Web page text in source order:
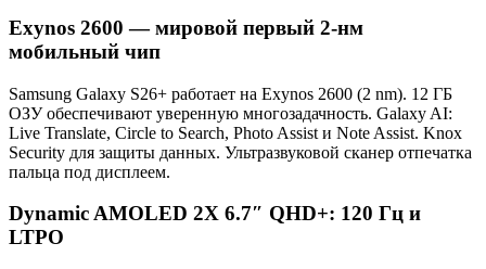
Exynos 2600 — мировой первый 2-нм
мобильный чип
Samsung Galaxy S26+ работает на Exynos 2600 (2 nm). 12 ГБ
ОЗУ обеспечивают уверенную многозадачность. Galaxy AI:
Live Translate, Circle to Search, Photo Assist и Note Assist. Knox
Security для защиты данных. Ультразвуковой сканер отпечатка
пальца под дисплеем.
Dynamic AMOLED 2X 6.7″ QHD+: 120 Гц и
LTPO